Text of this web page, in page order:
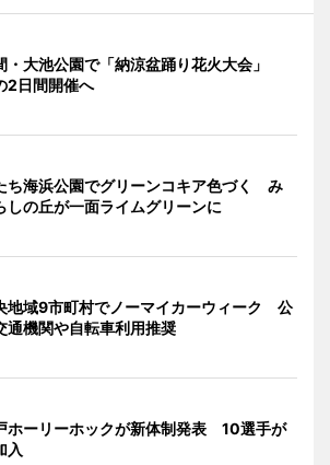
・大池公園で「納涼盆踊り花火大会」
2日間開催へ
ち海浜公園でグリーンコキア色づく み
しの丘が一面ライムグリーンに
地域9市町村でノーマイカーウィーク 公
通機関や自転車利用推奨
ホーリーホックが新体制発表 10選手が
入